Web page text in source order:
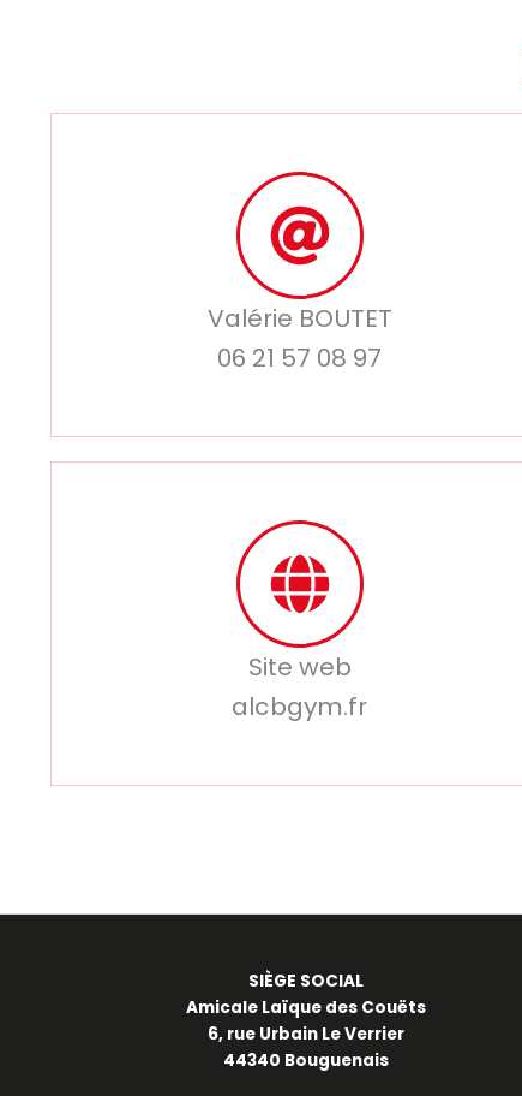
Valérie BOUTET
06 21 57 08 97
Site web
alcbgym.fr
SIÈGE SOCIAL
Amicale Laïque des Couëts
6, rue Urbain Le Verrier
44340 Bouguenais